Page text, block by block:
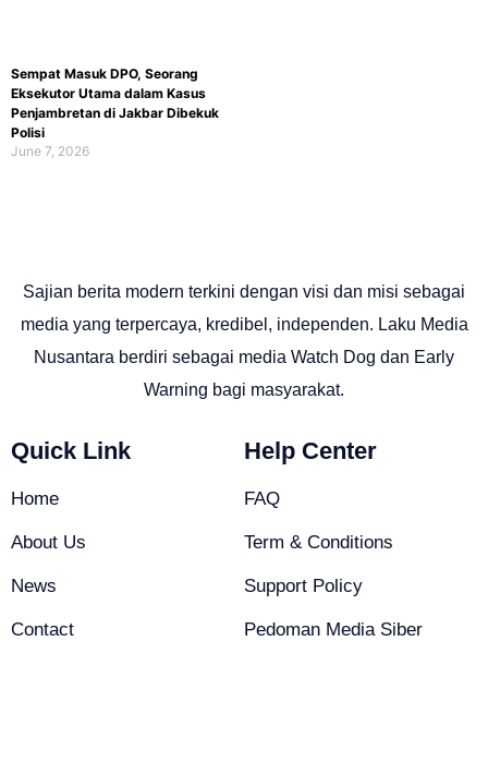
Sempat Masuk DPO, Seorang
Eksekutor Utama dalam Kasus
Penjambretan di Jakbar Dibekuk
Polisi
June 7, 2026
Sajian berita modern terkini dengan visi dan misi sebagai
media yang terpercaya, kredibel, independen. Laku Media
Nusantara berdiri sebagai media Watch Dog dan Early
Warning bagi masyarakat.
Quick Link
Home
About Us
News
Contact
Help Center
FAQ
Term & Conditions
Support Policy
Pedoman Media Siber